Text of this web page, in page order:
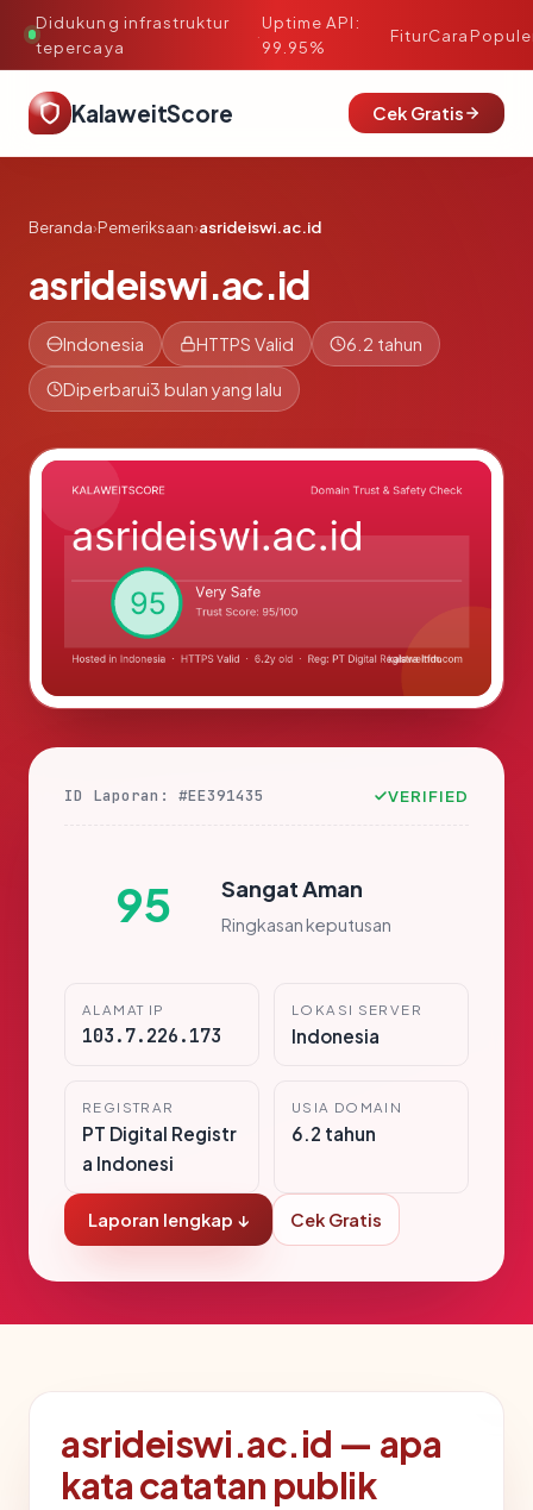
Didukung infrastruktur
tepercaya
·
Uptime API:
99.95%
FiturCara
KalaweitScore Cek Gratis
Beranda›Pemeriksaan›asrideiswi.ac.id
asrideiswi.ac.id
Indonesia HTTPS Valid 6.2 tahun
Diperbarui3 bulan yang lalu
ID Laporan: #EE391435 VERIFIED
95 Sangat Aman
Ringkasan keputusan
ALAMAT IP
103.7.226.173
LOKASI SERVER
Indonesia
REGISTRAR
PT Digital Registr
a Indonesi
USIA DOMAIN
6.2 tahun
Laporan lengkap ↓ Cek Gratis
asrideiswi.ac.id — apa
kata catatan publik